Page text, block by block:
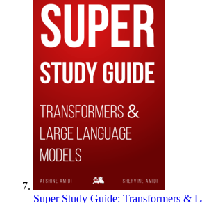
Super Study Guide: Transformers &